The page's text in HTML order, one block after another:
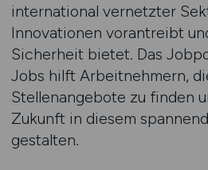
international vernetzter
Innovationen vorantreibt
Sicherheit bietet. Das
Jobs hilft Arbeitnehmern,
Stellenangebote zu finden
Zukunft in diesem
gestalten.